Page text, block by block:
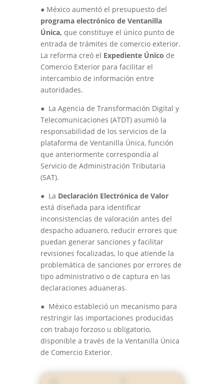
● México aumentó el presupuesto del
programa electrónico de Ventanilla
Única, que constituye el único punto de
entrada de trámites de comercio exterior.
La reforma creó el Expediente Único de
Comercio Exterior para facilitar el
intercambio de información entre
autoridades.
● La Agencia de Transformación Digital y
Telecomunicaciones (ATDT) asumió la
responsabilidad de los servicios de la
plataforma de Ventanilla Única, función
que anteriormente correspondía al
Servicio de Administración Tributaria
(SAT).
● La Declaración Electrónica de Valor
está diseñada para identificar
inconsistencias de valoración antes del
despacho aduanero, reducir errores que
puedan generar sanciones y facilitar
revisiones focalizadas, lo que atiende la
problemática de sanciones por errores de
tipo administrativo o de captura en las
declaraciones aduaneras.
● México estableció un mecanismo para
restringir las importaciones producidas
con trabajo forzoso u obligatorio,
disponible a través de la Ventanilla Única
de Comercio Exterior.